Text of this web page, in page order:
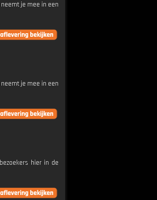
je mee in een
je mee in een
hier in de